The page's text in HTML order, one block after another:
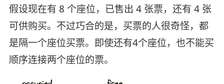
假设现在有 8 个座位，已售出 4 张票，还有 4 张
可供购买。不过巧合的是，买票的人很奇怪，都
是隔一个座位买票。即使还有4个座位，也不能买
顺序连接两个座位的票。